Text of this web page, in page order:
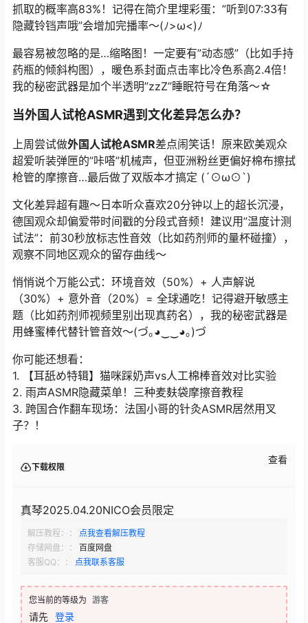
抓取的概率高83%！记得在简介里埋彩蛋：”听到07:33有
隐藏铃铛声哦”会增加完播率～(ﾉ>ω<)ﾉ
最容易被忽略的是…缩略图！一定要有”动态感”（比如手持
药瓶的倾斜构图），暖色系封面点击率比冷色系高2.4倍！
我的秘密武器是加个半透明”zzZ”睡眠符号在角落～☆
当外国人试枪ASMR遇到文化差异怎么办？
上周尝试做外国人试枪ASMR差点闹笑话！原来欧美观众
超爱听装弹匣的”咔嗒”机械声，但亚洲粉丝更偏好棉布擦拭
枪管的摩擦音…最后做了双版本才搞定 (´⊙ω⊙`)
文化差异超有趣～日本听众喜欢20分钟以上的超长沉浸，
德国观众却偏爱带时间戳的分段式音频！建议用”温度计测
试法”：前30秒放标志性音效（比如药剂师的量杯碰撞），
观察不同地区观众的留存曲线～
悄悄说个万能公式：环境音效（50%）+ 人声解说
（30%）+ 意外音（20%）= 全球通吃！记得避开敏感主
题（比如药剂师视频里别出现真药名），我的秘密武器是
用蜂蜜棒代替针管音效～(づ｡◕‿‿◕｡)づ
你可能还想看：
1. 【耳舐め特辑】猫咪踩奶声vs人工棉棒音效对比实验
2. 雨声ASMR隐藏菜单！三种麦麸袋摩擦音教程
3. 跨国合作翻车现场：法国小哥的针灸ASMR居然用叉
子？！
下载权限
查看
真琴2025.04.20NICO会员限定
解压教程：：
点我查看解压教程
存储网盘：：
百度网盘
客服QQ：：
点我联系客服
您当前的等级为 游客
请先 登录